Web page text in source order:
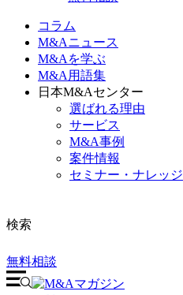
コラム
M&Aニュース
M&Aを学ぶ
M&A用語集
日本M&Aセンター
選ばれる理由
サービス
M&A事例
案件情報
セミナー・ナレッジ
検索
無料相談